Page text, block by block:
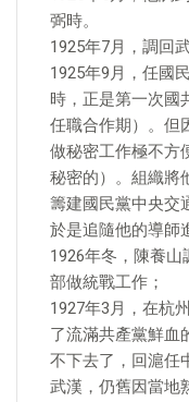
弼時。
1925年7月，調回
1925年9月，任國
時，正是第一次國
任職合作期）。但
做秘密工作極不方
秘密的）。組織將
籌建國民黨中央交
於是追隨他的導師
1926年冬，陳養
部做統戰工作；
1927年3月，在杭
了流滿共產黨鮮血
不下去了，回滬任
武漢，仍舊因當地